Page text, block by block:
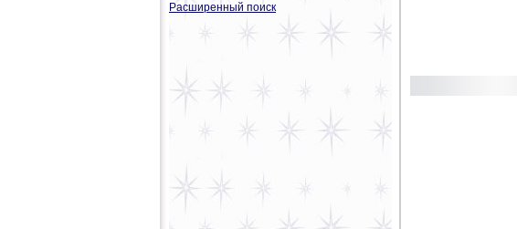
Расширенный поиск